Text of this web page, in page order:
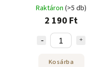
Raktáron (>5 db)
2 190 Ft
Kosárba